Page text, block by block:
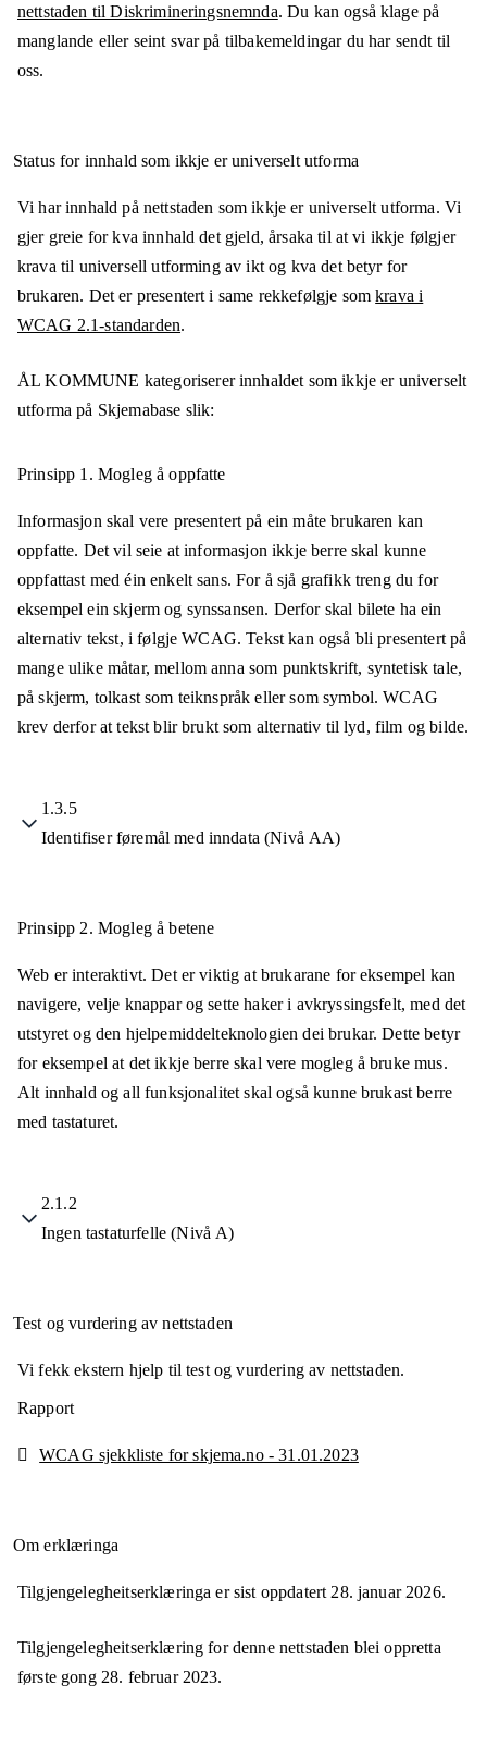
nettstaden til Diskrimineringsnemnda. Du kan også klage på
manglande eller seint svar på tilbakemeldingar du har sendt til
oss.
Status for innhald som ikkje er universelt utforma
Vi har innhald på nettstaden som ikkje er universelt utforma. Vi
gjer greie for kva innhald det gjeld, årsaka til at vi ikkje følgjer
krava til universell utforming av ikt og kva det betyr for
brukaren. Det er presentert i same rekkefølgje somkrava i
WCAG 2.1-standarden.
ÅL KOMMUNE kategoriserer innhaldet som ikkje er universelt
utforma på Skjemabase slik:
Prinsipp 1. Mogleg å oppfatte
Informasjon skal vere presentert på ein måte brukaren kan
oppfatte. Det vil seie at informasjon ikkje berre skal kunne
oppfattast med éin enkelt sans. For å sjå grafikk treng du for
eksempel ein skjerm og synssansen. Derfor skal bilete ha ein
alternativ tekst, i følgje WCAG. Tekst kan også bli presentert på
mange ulike måtar, mellom anna som punktskrift, syntetisk tale,
på skjerm, tolkast som teiknspråk eller som symbol. WCAG
krev derfor at tekst blir brukt som alternativ til lyd, film og bilde.
1.3.5
Identifiser føremål med inndata (Nivå AA)
Prinsipp 2. Mogleg å betene
Web er interaktivt. Det er viktig at brukarane for eksempel kan
navigere, velje knappar og sette haker i avkryssingsfelt, med det
utstyret og den hjelpemiddelteknologien dei brukar. Dette betyr
for eksempel at det ikkje berre skal vere mogleg å bruke mus.
Alt innhald og all funksjonalitet skal også kunne brukast berre
med tastaturet.
2.1.2
Ingen tastaturfelle (Nivå A)
Test og vurdering av nettstaden
Vi fekk ekstern hjelp til test og vurdering av nettstaden.
Rapport
WCAG sjekkliste for skjema.no - 31.01.2023
Om erklæringa
Tilgjengelegheitserklæringa er sist oppdatert28. januar 2026.
Tilgjengelegheitserklæring for denne nettstaden blei oppretta
første gong 28. februar 2023.